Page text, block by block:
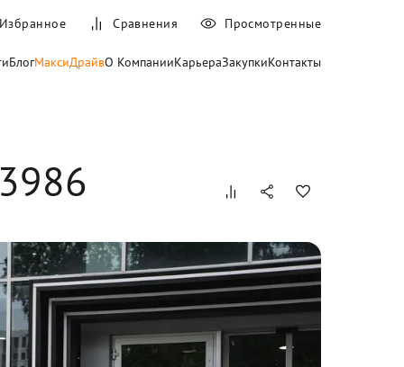
БлогМаксиДрайвО КомпанииКарьераЗакупкиКонтакты
Избранное Сравнения Просмотренные